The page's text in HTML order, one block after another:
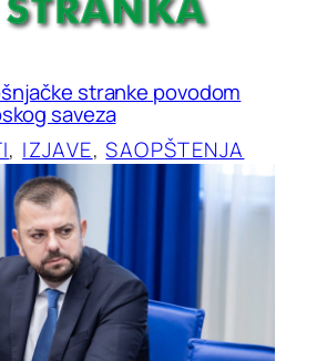
stranke povodom
saveza
, IZJAVE, SAOPŠTENJA